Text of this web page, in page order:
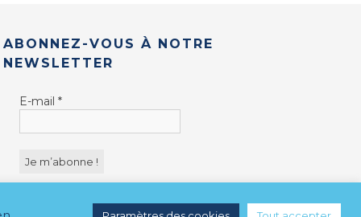
ABONNEZ-VOUS À NOTRE
NEWSLETTER
E-mail *